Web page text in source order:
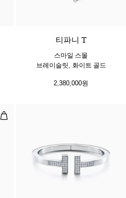
티파니 T
스마일 스몰
브레이슬릿, 화이트 골드
2,380,000원
다이아몬드 와이어 브레이슬릿, 화